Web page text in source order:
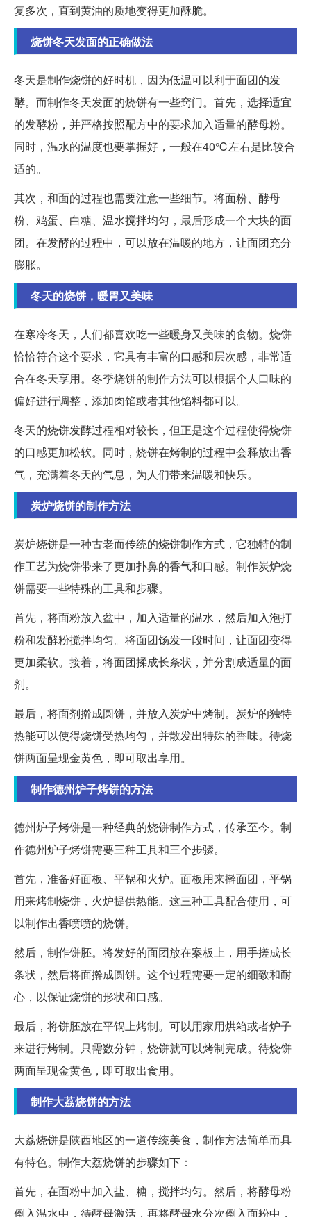
复多次，直到黄油的质地变得更加酥脆。
烧饼冬天发面的正确做法
冬天是制作烧饼的好时机，因为低温可以利于面团的发
酵。而制作冬天发面的烧饼有一些窍门。首先，选择适宜
的发酵粉，并严格按照配方中的要求加入适量的酵母粉。
同时，温水的温度也要掌握好，一般在40℃左右是比较合
适的。
其次，和面的过程也需要注意一些细节。将面粉、酵母
粉、鸡蛋、白糖、温水搅拌均匀，最后形成一个大块的面
团。在发酵的过程中，可以放在温暖的地方，让面团充分
膨胀。
冬天的烧饼，暖胃又美味
在寒冷冬天，人们都喜欢吃一些暖身又美味的食物。烧饼
恰恰符合这个要求，它具有丰富的口感和层次感，非常适
合在冬天享用。冬季烧饼的制作方法可以根据个人口味的
偏好进行调整，添加肉馅或者其他馅料都可以。
冬天的烧饼发酵过程相对较长，但正是这个过程使得烧饼
的口感更加松软。同时，烧饼在烤制的过程中会释放出香
气，充满着冬天的气息，为人们带来温暖和快乐。
炭炉烧饼的制作方法
炭炉烧饼是一种古老而传统的烧饼制作方式，它独特的制
作工艺为烧饼带来了更加扑鼻的香气和口感。制作炭炉烧
饼需要一些特殊的工具和步骤。
首先，将面粉放入盆中，加入适量的温水，然后加入泡打
粉和发酵粉搅拌均匀。将面团饧发一段时间，让面团变得
更加柔软。接着，将面团揉成长条状，并分割成适量的面
剂。
最后，将面剂擀成圆饼，并放入炭炉中烤制。炭炉的独特
热能可以使得烧饼受热均匀，并散发出特殊的香味。待烧
饼两面呈现金黄色，即可取出享用。
制作德州炉子烤饼的方法
德州炉子烤饼是一种经典的烧饼制作方式，传承至今。制
作德州炉子烤饼需要三种工具和三个步骤。
首先，准备好面板、平锅和火炉。面板用来擀面团，平锅
用来烤制烧饼，火炉提供热能。这三种工具配合使用，可
以制作出香喷喷的烧饼。
然后，制作饼胚。将发好的面团放在案板上，用手搓成长
条状，然后将面擀成圆饼。这个过程需要一定的细致和耐
心，以保证烧饼的形状和口感。
最后，将饼胚放在平锅上烤制。可以用家用烘箱或者炉子
来进行烤制。只需数分钟，烧饼就可以烤制完成。待烧饼
两面呈现金黄色，即可取出食用。
制作大荔烧饼的方法
大荔烧饼是陕西地区的一道传统美食，制作方法简单而具
有特色。制作大荔烧饼的步骤如下：
首先，在面粉中加入盐、糖，搅拌均匀。然后，将酵母粉
倒入温水中，待酵母激活，再将酵母水分次倒入面粉中，